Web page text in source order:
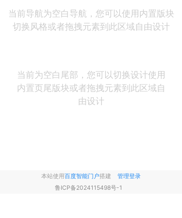
当前导航为空白导航，您可以使用内置版块
切换风格或者拖拽元素到此区域自由设计
当前为空白尾部，您可以切换设计使用
内置页尾版块或者拖拽元素到此区域自
由设计
本站使用百度智能门户搭建
管理登录
鲁ICP备2024115498号-1